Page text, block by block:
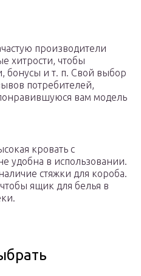
производители
хитрости, чтобы
бонусы и т. п. Свой выбор
потребителей,
вам модель
кровать с
удобна в использовании.
стяжки для короба.
ящик для белья в